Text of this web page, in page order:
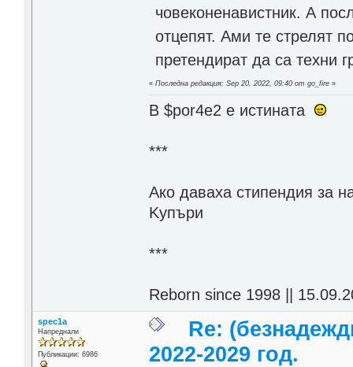
човеконенавистник. А
отцепят. Ами те стрелят
претендират да са техни
«Последна редакция: Sep 20, 2022, 09:40 от go_fire »
В $por4e2 e истината
***
Aко даваха стипендия за
Kупъри
***
Reborn since 1998 ||
spec1a
Напреднали
Публикации: 6986
Re:
2022-2029 год.